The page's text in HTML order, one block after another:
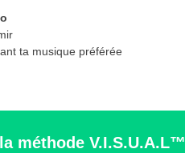
ta musique préférée
méthode V.I.S.U.A.L™